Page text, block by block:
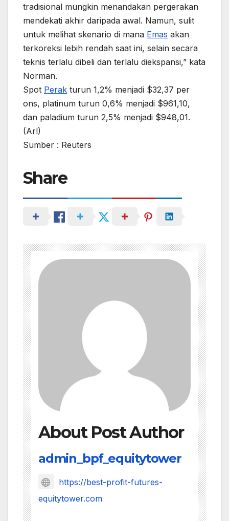
tradisional mungkin menandakan pergerakan
mendekati akhir daripada awal. Namun, sulit
untuk melihat skenario di mana Emas akan
terkoreksi lebih rendah saat ini, selain secara
teknis terlalu dibeli dan terlalu diekspansi,” kata
Norman.
Spot Perak turun 1,2% menjadi $32,37 per
ons, platinum turun 0,6% menjadi $961,10,
dan paladium turun 2,5% menjadi $948,01.
(Arl)
Sumber : Reuters
Share
About Post Author
admin_bpf_equitytower
https://best-profit-futures-
equitytower.com